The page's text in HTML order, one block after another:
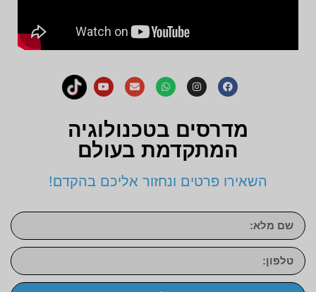
מדרסים בטכנולוגיה
המתקדמת בעולם
השאירו פרטים ונחזור אליכם בהקדם!